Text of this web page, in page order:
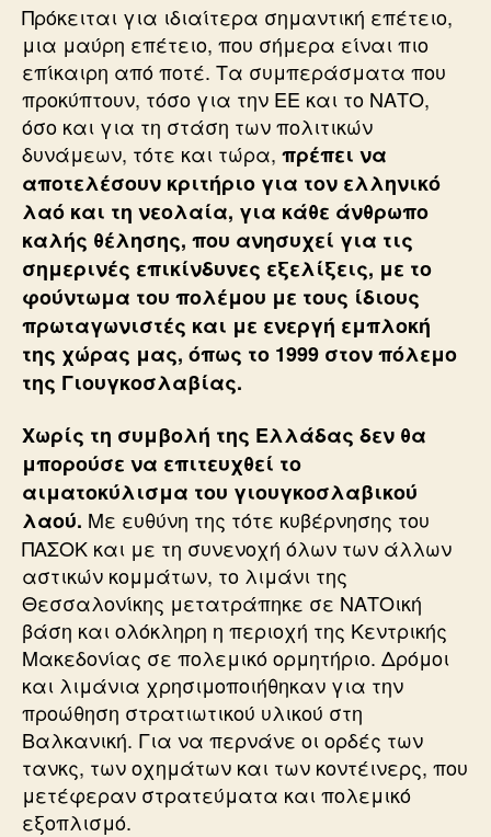
Πρόκειται για ιδιαίτερα σημαντική επέτειο,
μια μαύρη επέτειο, που σήμερα είναι πιο
επίκαιρη από ποτέ. Τα συμπεράσματα που
προκύπτουν, τόσο για την ΕΕ και το ΝΑΤΟ,
όσο και για τη στάση των πολιτικών
δυνάμεων, τότε και τώρα, πρέπει να
αποτελέσουν κριτήριο για τον ελληνικό
λαό και τη νεολαία, για κάθε άνθρωπο
καλής θέλησης, που ανησυχεί για τις
σημερινές επικίνδυνες εξελίξεις, με το
φούντωμα του πολέμου με τους ίδιους
πρωταγωνιστές και με ενεργή εμπλοκή
της χώρας μας, όπως το 1999 στον πόλεμο
της Γιουγκοσλαβίας.
Χωρίς τη συμβολή της Ελλάδας δεν θα
μπορούσε να επιτευχθεί το
αιματοκύλισμα του γιουγκοσλαβικού
λαού. Με ευθύνη της τότε κυβέρνησης του
ΠΑΣΟΚ και με τη συνενοχή όλων των άλλων
αστικών κομμάτων, το λιμάνι της
Θεσσαλονίκης μετατράπηκε σε ΝΑΤΟική
βάση και ολόκληρη η περιοχή της Κεντρικής
Μακεδονίας σε πολεμικό ορμητήριο. Δρόμοι
και λιμάνια χρησιμοποιήθηκαν για την
προώθηση στρατιωτικού υλικού στη
Βαλκανική. Για να περνάνε οι ορδές των
τανκς, των οχημάτων και των κοντέινερς, που
μετέφεραν στρατεύματα και πολεμικό
εξοπλισμό.